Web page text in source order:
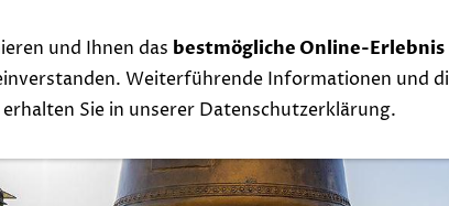
Whisky Events Links Contact
und Ihnen das bestmögliche Online-Erlebnis
Weiterführende Informationen und
Sie in unserer Datenschutzerklärung.